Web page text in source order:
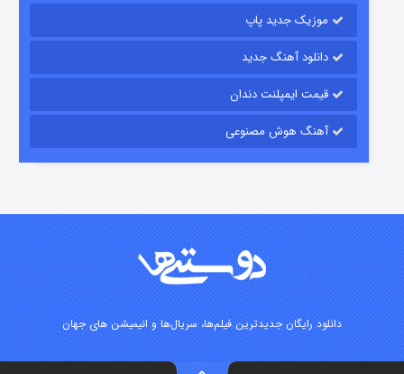
شوگر فصل ۲
موزیک جدید پاپ
دانلود آهنگ جدید
قیمت ایمپلنت دندان
آهنگ هوش مصنوعی
دانلود رایگان جدیدترین فیلم‌ها، سریال‌ها و انیمیشن های جهان